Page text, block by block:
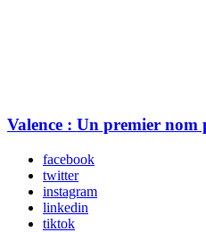
Valence : Un premier nom
facebook
twitter
instagram
linkedin
tiktok